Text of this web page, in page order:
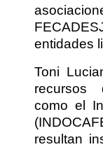
entidades
Toni
recursos
como el
resultan